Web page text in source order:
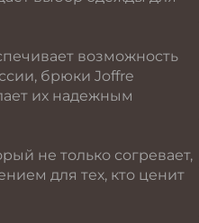
возможность
брюки Joffre
их надежным
не только согревает,
для тех, кто ценит